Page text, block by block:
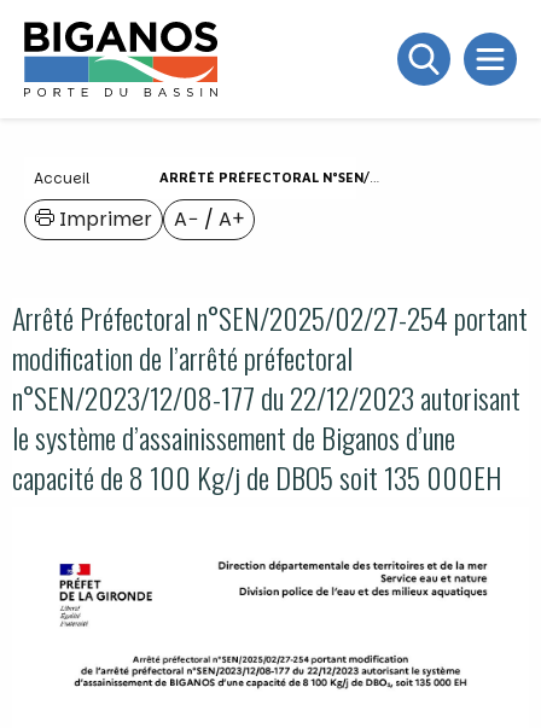
Accueil ARRÊTÉ PRÉFECTORAL N°SEN/2025/02/27-254 PORTANT MODIFICATION DE L’ARRÊTÉ PRÉFECTORAL N°SEN/2023/12/08-177 DU 22/12/2023 AUTORISANT LE SYSTÈME D’ASSAINISSEMENT DE BIGANOS D’UNE CAPACITÉ DE 8 100 KG/J DE DBO5 SOIT 135 000EH
A− / A+
Imprimer
Arrêté Préfectoral n°SEN/2025/02/27-254 portant
modification de l’arrêté préfectoral
n°SEN/2023/12/08-177 du 22/12/2023 autorisant
le système d’assainissement de Biganos d’une
capacité de 8 100 Kg/j de DBO5 soit 135 000EH